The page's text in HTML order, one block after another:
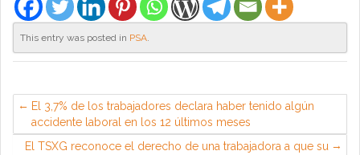
This entry was posted in PSA.
El 3,7% de los trabajadores declara haber tenido algún
accidente laboral en los 12 últimos meses
El TSXG reconoce el derecho de una trabajadora a que su